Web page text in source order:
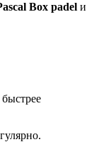
Box padel и